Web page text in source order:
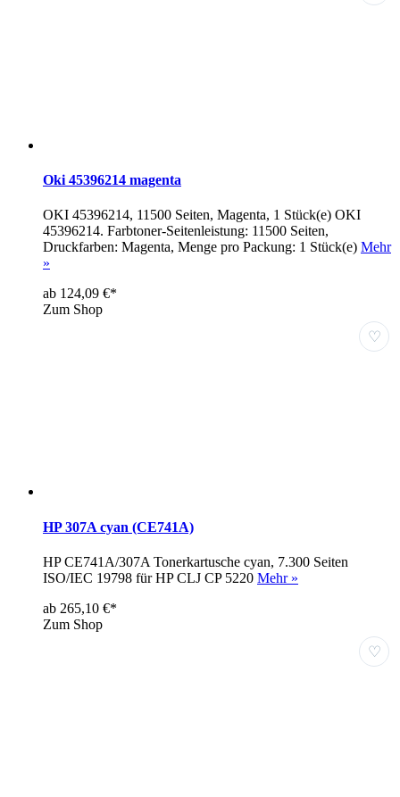
Oki 45396214 magenta
OKI 45396214, 11500 Seiten, Magenta, 1 Stück(e) OKI
45396214. Farbtoner-Seitenleistung: 11500 Seiten,
Druckfarben: Magenta, Menge pro Packung: 1 Stück(e) Mehr
»
ab 124,09 €*
Zum Shop
♡
HP 307A cyan (CE741A)
HP CE741A/307A Tonerkartusche cyan, 7.300 Seiten
ISO/IEC 19798 für HP CLJ CP 5220 Mehr »
ab 265,10 €*
Zum Shop
♡